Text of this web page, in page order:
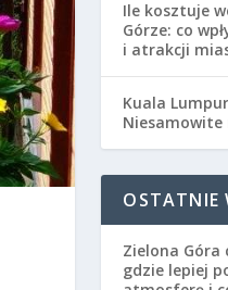
Ile kosztuje
Górze: co
i atrakcji
Kuala
OSTATNIE
Zielona Góra
gdzie lepiej